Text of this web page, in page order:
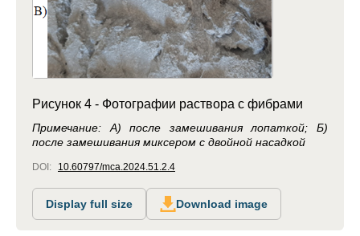
Рисунок 4 - Фотографии раствора с фибрами
Примечание: А) после замешивания лопаткой; Б)
после замешивания миксером с двойной насадкой
DOI: 10.60797/mca.2024.51.2.4
Display full size Download image